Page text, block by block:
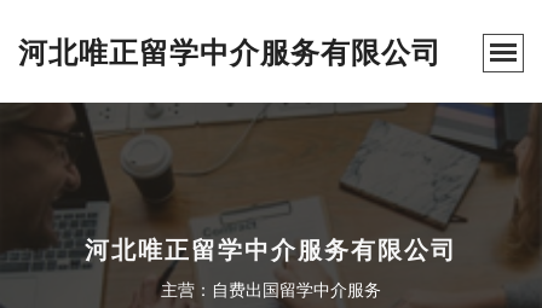
河北唯正留学中介服务有限公司
河北唯正留学中介服务有限公司
主营：自费出国留学中介服务